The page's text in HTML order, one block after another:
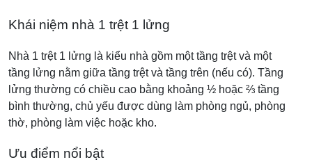
Khái niệm nhà 1 trệt 1 lửng
Nhà 1 trệt 1 lửng là kiểu nhà gồm một tầng trệt và một
tầng lửng nằm giữa tầng trệt và tầng trên (nếu có). Tầng
lửng thường có chiều cao bằng khoảng ½ hoặc ⅔ tầng
bình thường, chủ yếu được dùng làm phòng ngủ, phòng
thờ, phòng làm việc hoặc kho.
Ưu điểm nổi bật